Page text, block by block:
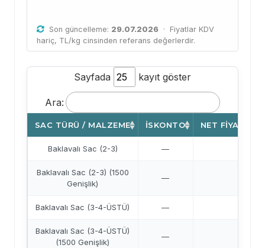
Son güncelleme: 29.07.2026 · Fiyatlar KDV
hariç, TL/kg cinsinden referans değerlerdir.
Sayfada kayıt göster
Ara:
SAC TÜRÜ / MALZEME İSKONTO NET FIYAT
Baklavalı Sac (2-3) —
Baklavalı Sac (2-3) (1500
Genişlik)
—
Baklavalı Sac (3-4-ÜSTÜ) —
Baklavalı Sac (3-4-ÜSTÜ)
(1500 Genişlik)
—